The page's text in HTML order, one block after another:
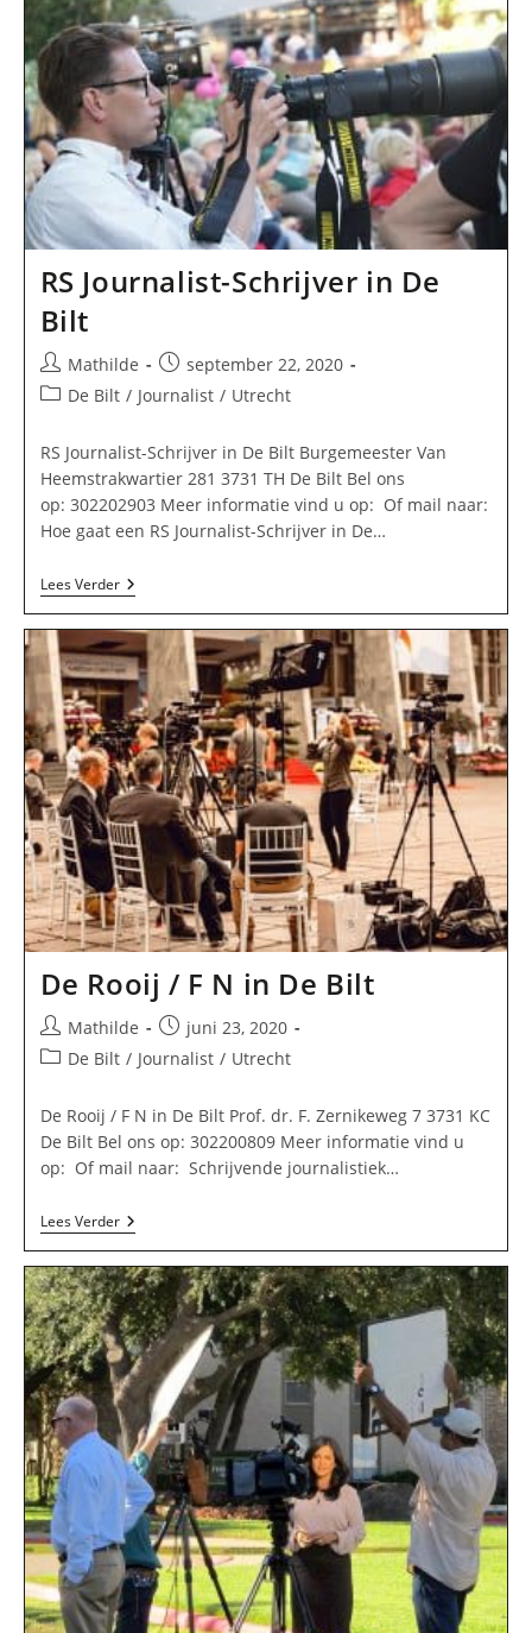
RS Journalist-Schrijver in De
Bilt
Bericht
auteur:
Mathilde
Bericht
gepubliceerd
september 22, 2020
Berichtcategorie:
De Bilt / Journalist / Utrecht
RS Journalist-Schrijver in De Bilt Burgemeester Van
Heemstrakwartier 281 3731 TH De Bilt Bel ons
op: 302202903 Meer informatie vind u op: Of mail naar:
Hoe gaat een RS Journalist-Schrijver in De…
Lees VerderRS
Journalist-
In
De
Bilt
De Rooij / F N in De Bilt
Bericht
auteur:
Mathilde
Bericht
gepubliceerd
juni 23, 2020
Berichtcategorie:
De Bilt / Journalist / Utrecht
De Rooij / F N in De Bilt Prof. dr. F. Zernikeweg 7 3731 KC
De Bilt Bel ons op: 302200809 Meer informatie vind u
op: Of mail naar: Schrijvende journalistiek…
Lees VerderDe
Rooij
/
F
N
In
De
Bilt